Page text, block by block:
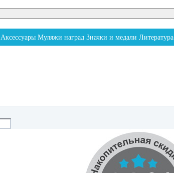
Аксессуары Муляжи наград Значки и медали Литература